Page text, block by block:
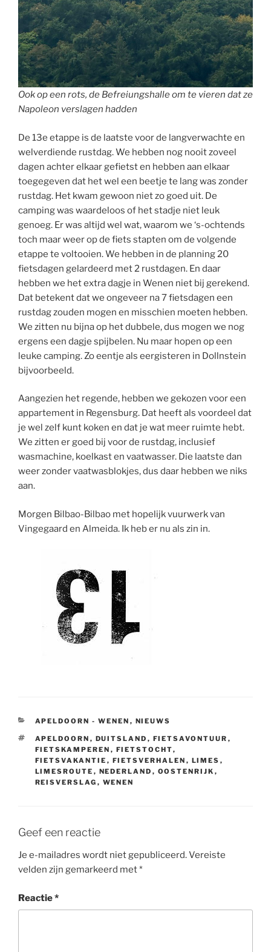
Ook op een rots, de Befreiungshalle om te vieren dat ze
Napoleon verslagen hadden
De 13e etappe is de laatste voor de langverwachte en
welverdiende rustdag. We hebben nog nooit zoveel
dagen achter elkaar gefietst en hebben aan elkaar
toegegeven dat het wel een beetje te lang was zonder
rustdag. Het kwam gewoon niet zo goed uit. De
camping was waardeloos of het stadje niet leuk
genoeg. Er was altijd wel wat, waarom we ‘s-ochtends
toch maar weer op de fiets stapten om de volgende
etappe te voltooien. We hebben in de planning 20
fietsdagen gelardeerd met 2 rustdagen. En daar
hebben we het extra dagje in Wenen niet bij gerekend.
Dat betekent dat we ongeveer na 7 fietsdagen een
rustdag zouden mogen en misschien moeten hebben.
We zitten nu bijna op het dubbele, dus mogen we nog
ergens een dagje spijbelen. Nu maar hopen op een
leuke camping. Zo eentje als eergisteren in Dollnstein
bijvoorbeeld.
Aangezien het regende, hebben we gekozen voor een
appartement in Regensburg. Dat heeft als voordeel dat
je wel zelf kunt koken en dat je wat meer ruimte hebt.
We zitten er goed bij voor de rustdag, inclusief
wasmachine, koelkast en vaatwasser. Die laatste dan
weer zonder vaatwasblokjes, dus daar hebben we niks
aan.
Morgen Bilbao-Bilbao met hopelijk vuurwerk van
Vingegaard en Almeida. Ik heb er nu als zin in.
CATEGORIEËN
APELDOORN - WENEN , NIEUWS
TAGS
APELDOORN , DUITSLAND , FIETSAVONTUUR ,
FIETSKAMPEREN , FIETSTOCHT,
FIETSVAKANTIE , FIETSVERHALEN , LIMES ,
LIMESROUTE , NEDERLAND , OOSTENRIJK ,
REISVERSLAG , WENEN
Geef een reactie
Je e-mailadres wordt niet gepubliceerd.Vereiste
velden zijn gemarkeerd met*
Reactie*